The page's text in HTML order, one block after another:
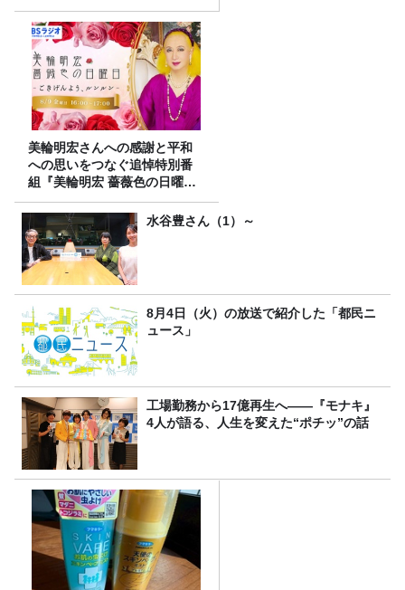
美輪明宏さんへの感謝と平和
への思いをつなぐ追悼特別番
組『美輪明宏 薔薇色の日曜日
～ごきげんよう、ルンルン
～』8/9（日）16時放送水谷豊さん（1）～
8月4日（火）の放送で紹介した「都民ニ
ュース」
工場勤務から17億再生へ——『モナキ』
4人が語る、人生を変えた“ポチッ”の話